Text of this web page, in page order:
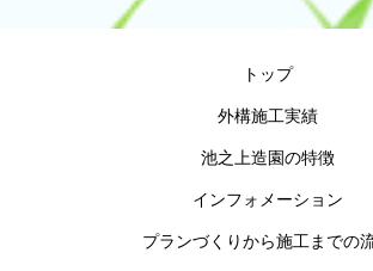
トップ
外構施工実績
池之上造園の特徴
インフォメーション
プランづくりから施工までの